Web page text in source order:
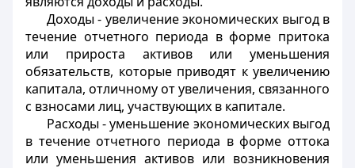
Доходы - увеличение экономических выгод в
течение отчетного периода в форме притока
или прироста активов или уменьшения
обязательств, которые приводят к увеличению
капитала, отличному от увеличения, связанного
с взносами лиц, участвующих в капитале.
Расходы - уменьшение экономических выгод
в течение отчетного периода в форме оттока
или уменьшения активов или возникновения